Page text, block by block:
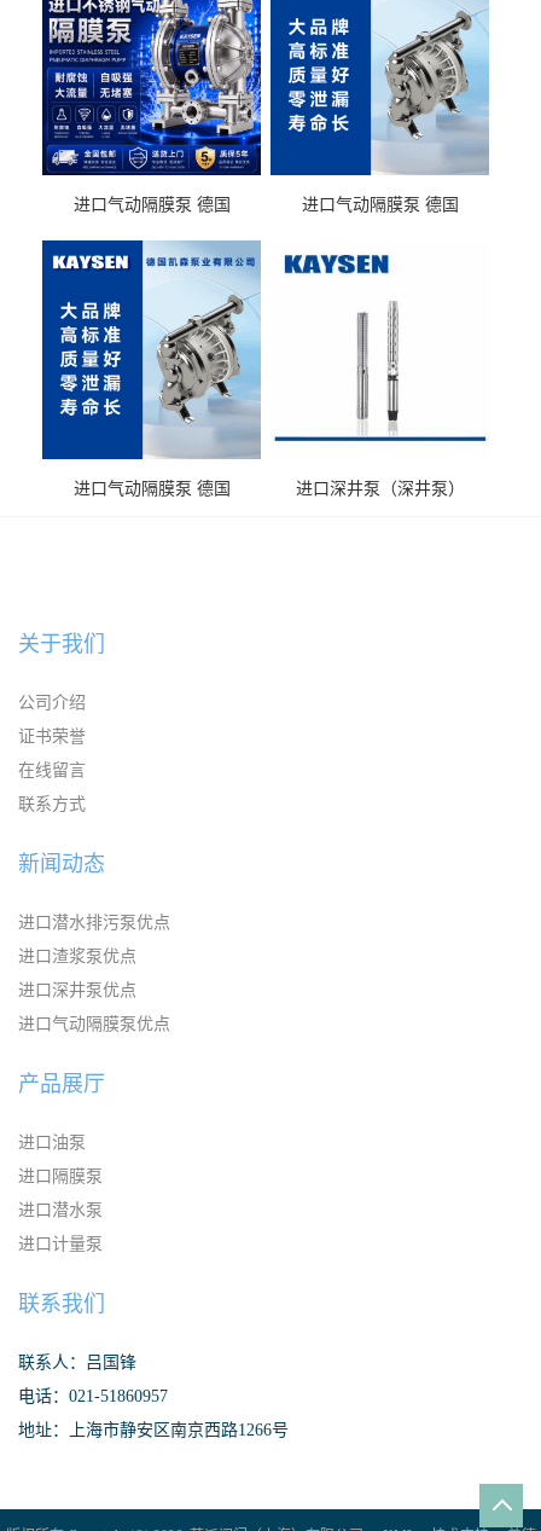
进口气动隔膜泵 德国
送气动泵
进口气动隔膜泵 德国
输送
进口气动隔膜泵 德国
进口深井泵（深井泵）
关于我们
公司介绍
证书荣誉
在线留言
联系方式
新闻动态
进口潜水排污泵优点
进口渣浆泵优点
进口深井泵优点
进口气动隔膜泵优点
产品展厅
进口油泵
进口隔膜泵
进口潜水泵
进口计量泵
联系我们
联系人：吕国锋
电话：021-51860957
地址：上海市静安区南京西路1266号